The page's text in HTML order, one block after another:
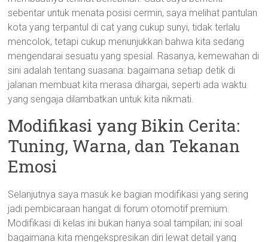
sebentar untuk menata posisi cermin, saya melihat pantulan
kota yang terpantul di cat yang cukup sunyi, tidak terlalu
mencolok, tetapi cukup menunjukkan bahwa kita sedang
mengendarai sesuatu yang spesial. Rasanya, kemewahan di
sini adalah tentang suasana: bagaimana setiap detik di
jalanan membuat kita merasa dihargai, seperti ada waktu
yang sengaja dilambatkan untuk kita nikmati.
Modifikasi yang Bikin Cerita:
Tuning, Warna, dan Tekanan
Emosi
Selanjutnya saya masuk ke bagian modifikasi yang sering
jadi pembicaraan hangat di forum otomotif premium.
Modifikasi di kelas ini bukan hanya soal tampilan; ini soal
bagaimana kita mengekspresikan diri lewat detail yang